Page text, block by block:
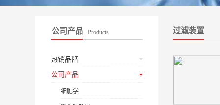
公司产品 Products
热销品牌
公司产品
细胞学
过滤装置